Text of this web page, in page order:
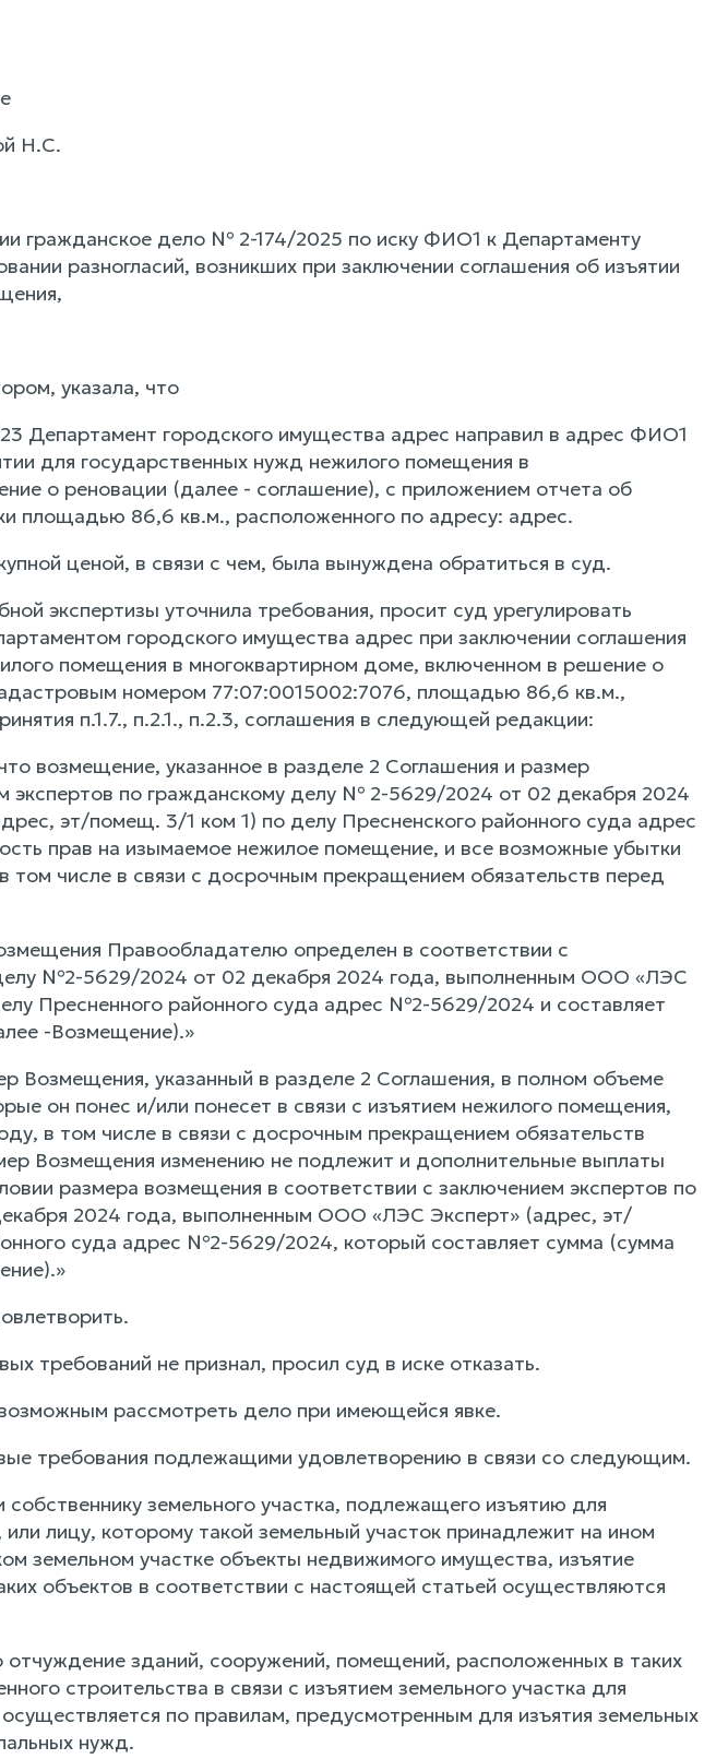
Н.С.
гражданское дело № 2-174/2025 по иску ФИО1 к Департаменту
разногласий, возникших при заключении соглашения об изъятии
указала, что
городского имущества адрес направил в адрес ФИО1
для государственных нужд нежилого помещения в
о реновации (далее - соглашение), с приложением отчета об
площадью 86,6 кв.м., расположенного по адресу: адрес.
ценой, в связи с чем, была вынуждена обратиться в суд.
экспертизы уточнила требования, просит суд урегулировать
городского имущества адрес при заключении соглашения
помещения в многоквартирном доме, включенном в решение о
номером 77:07:0015002:7076, площадью 86,6 кв.м.,
п.1.7., п.2.1., п.2.3, соглашения в следующей редакции:
возмещение, указанное в разделе 2 Соглашения и размер
экспертов по гражданскому делу № 2-5629/2024 от 02 декабря 2024
эт/помещ. 3/1 ком 1) по делу Пресненского районного суда адрес
прав на изымаемое нежилое помещение, и все возможные убытки
том числе в связи с досрочным прекращением обязательств перед
Правообладателю определен в соответствии с
№2-5629/2024 от 02 декабря 2024 года, выполненным ООО «ЛЭС
Пресненного районного суда адрес №2-5629/2024 и составляет
-Возмещение).»
Возмещения, указанный в разделе 2 Соглашения, в полном объеме
он понес и/или понесет в связи с изъятием нежилого помещения,
в том числе в связи с досрочным прекращением обязательств
Возмещения изменению не подлежит и дополнительные выплаты
размера возмещения в соответствии с заключением экспертов по
2024 года, выполненным ООО «ЛЭС Эксперт» (адрес, эт/
суда адрес №2-5629/2024, который составляет сумма (сумма
требований не признал, просил суд в иске отказать.
рассмотреть дело при имеющейся явке.
требования подлежащими удовлетворению в связи со следующим.
собственнику земельного участка, подлежащего изъятию для
лицу, которому такой земельный участок принадлежит на ином
земельном участке объекты недвижимого имущества, изъятие
объектов в соответствии с настоящей статьей осуществляются
зданий, сооружений, помещений, расположенных в таких
строительства в связи с изъятием земельного участка для
по правилам, предусмотренным для изъятия земельных
нужд.